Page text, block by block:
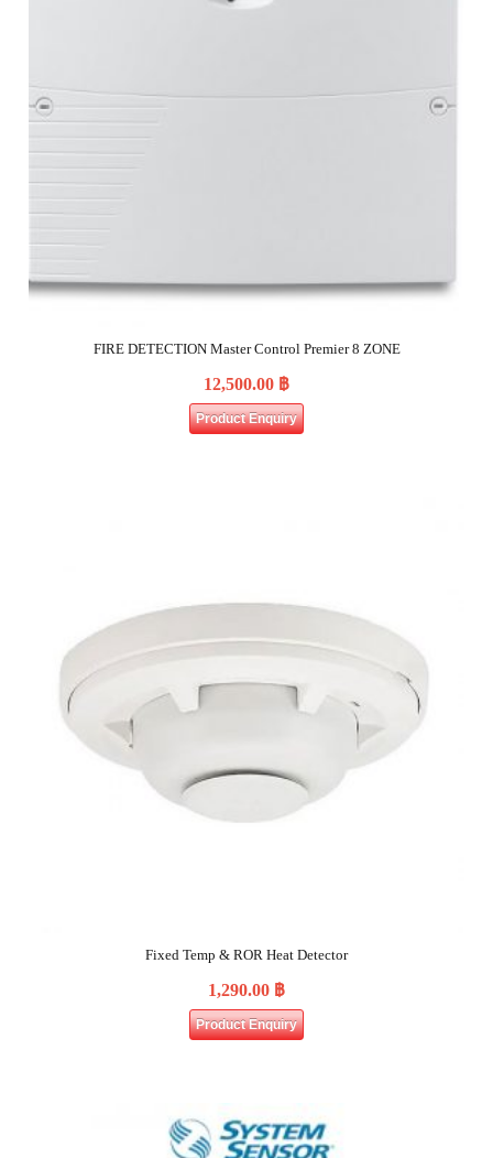
FIRE DETECTION Master Control Premier 8 ZONE
12,500.00 ฿
Product Enquiry
Fixed Temp & ROR Heat Detector
1,290.00 ฿
Product Enquiry